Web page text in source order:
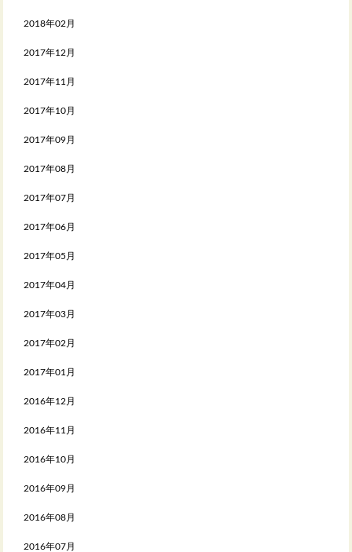
2018年02月
2017年12月
2017年11月
2017年10月
2017年09月
2017年08月
2017年07月
2017年06月
2017年05月
2017年04月
2017年03月
2017年02月
2017年01月
2016年12月
2016年11月
2016年10月
2016年09月
2016年08月
2016年07月